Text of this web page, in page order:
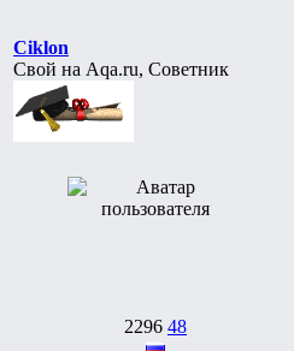
Ciklon
Свой на Aqa.ru, Советник
2296 48